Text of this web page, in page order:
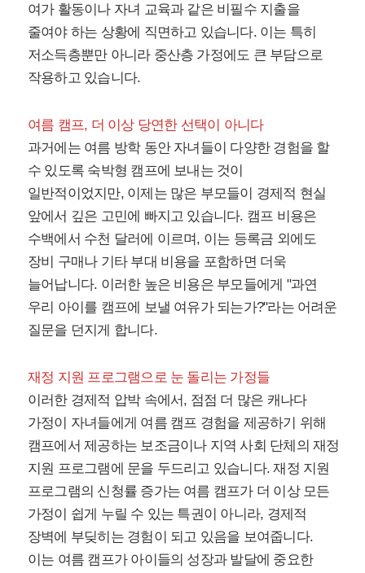
여가 활동이나 자녀 교육과 같은 비필수 지출을
줄여야 하는 상황에 직면하고 있습니다. 이는 특히
저소득층뿐만 아니라 중산층 가정에도 큰 부담으로
작용하고 있습니다.
여름 캠프, 더 이상 당연한 선택이 아니다
과거에는 여름 방학 동안 자녀들이 다양한 경험을 할
수 있도록 숙박형 캠프에 보내는 것이
일반적이었지만, 이제는 많은 부모들이 경제적 현실
앞에서 깊은 고민에 빠지고 있습니다. 캠프 비용은
수백에서 수천 달러에 이르며, 이는 등록금 외에도
장비 구매나 기타 부대 비용을 포함하면 더욱
늘어납니다. 이러한 높은 비용은 부모들에게 "과연
우리 아이를 캠프에 보낼 여유가 되는가?"라는 어려운
질문을 던지게 합니다.
재정 지원 프로그램으로 눈 돌리는 가정들
이러한 경제적 압박 속에서, 점점 더 많은 캐나다
가정이 자녀들에게 여름 캠프 경험을 제공하기 위해
캠프에서 제공하는 보조금이나 지역 사회 단체의 재정
지원 프로그램에 문을 두드리고 있습니다. 재정 지원
프로그램의 신청률 증가는 여름 캠프가 더 이상 모든
가정이 쉽게 누릴 수 있는 특권이 아니라, 경제적
장벽에 부딪히는 경험이 되고 있음을 보여줍니다.
이는 여름 캠프가 아이들의 성장과 발달에 중요한